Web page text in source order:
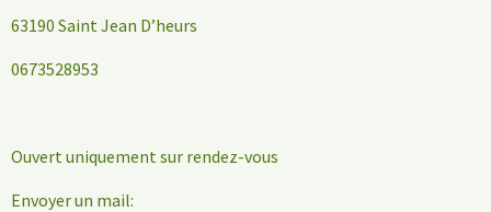
63190 Saint Jean D’heurs
0673528953
Ouvert uniquement sur rendez-vous
Envoyer un mail: